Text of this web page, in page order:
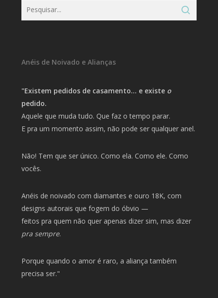
Anéis de Noivado e Alianças
"Existem pedidos de casamento… e existe o
pedido.
Aquele que muda tudo. Que faz o tempo parar.
E pra um momento assim, não pode ser qualquer anel.
Não! Tem que ser único. Como ela. Como ele. Como
vocês.
Anéis de noivado com diamantes e ouro 18K, com
designs autorais que fogem do óbvio —
feitos pra quem não quer apenas dizer sim, mas dizer
pra sempre.
Porque quando o amor é raro, a aliança também
precisa ser."